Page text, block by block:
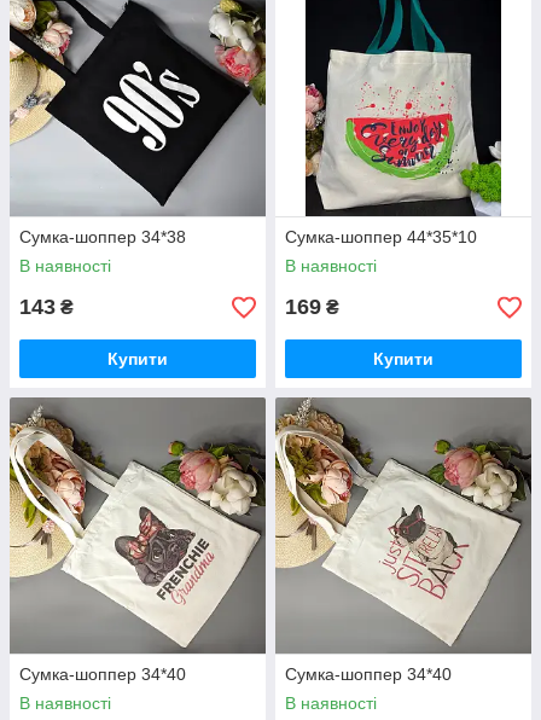
Сумка-шоппер 34*38
В наявності
143 ₴
Купити
Сумка-шоппер 44*35*10
В наявності
169 ₴
Купити
Сумка-шоппер 34*40
В наявності
Сумка-шоппер 34*40
В наявності